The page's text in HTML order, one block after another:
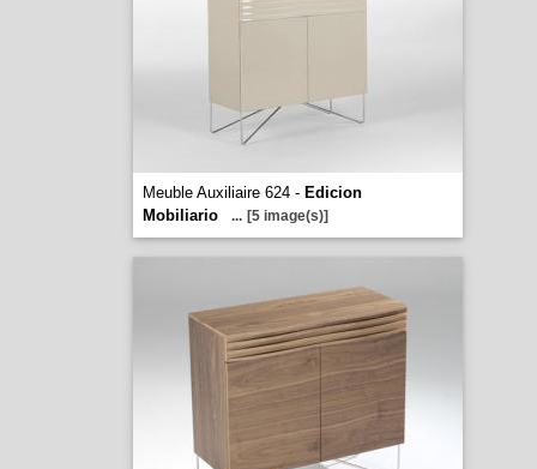
Meuble Auxiliaire 624 - Edicion
Mobiliario
... [5 image(s)]